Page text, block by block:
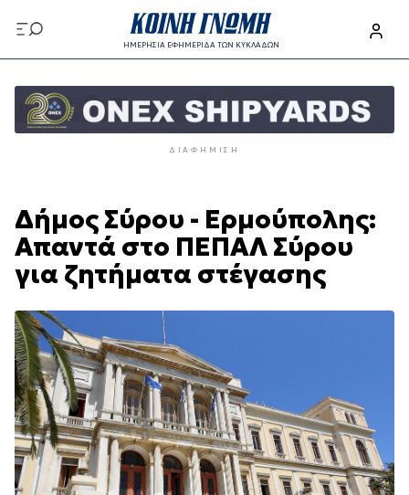
προς
το
περιεχόμενο
ΗΜΕΡΗΣΙΑ ΕΦΗΜΕΡΙΔΑ ΤΩΝ ΚΥΚΛΑΔΩΝ
προς
κυρίως
ΔΙΑΦΉΜΙΣΗ
Δήμος Σύρου - Ερμούπολης:
Απαντά στο ΠΕΠΑΛ Σύρου
για ζητήματα στέγασης